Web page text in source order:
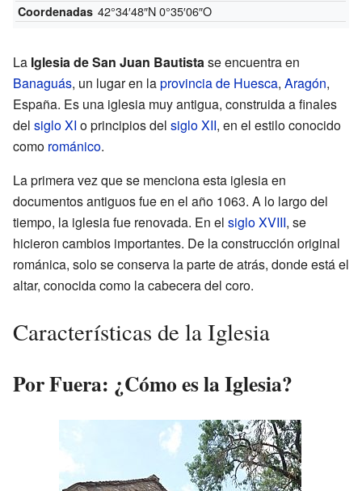
Coordenadas 42°34′48″N0°35′06″O
La Iglesia de San Juan Bautistase encuentra en
Banaguás, un lugar en laprovincia de Huesca, Aragón,
España. Es una iglesia muy antigua, construida a finales
del siglo XI o principios del siglo XII, en el estilo conocido
como románico.
La primera vez que se menciona esta iglesia en
documentos antiguos fue en el año 1063. A lo largo del
tiempo, la iglesia fue renovada. En el siglo XVIII, se
hicieron cambios importantes. De la construcción original
románica, solo se conserva la parte de atrás, donde está el
altar, conocida como la cabecera del coro.
Características de la Iglesia
Por Fuera: ¿Cómo es la Iglesia?